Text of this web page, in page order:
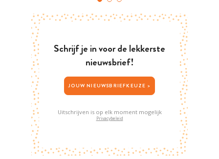
Schrijf je in voor de lekkerste
nieuwsbrief!
JOUW NIEUWSBRIEFKEUZE >
Uitschrijven is op elk moment mogelijk
Privacybeleid